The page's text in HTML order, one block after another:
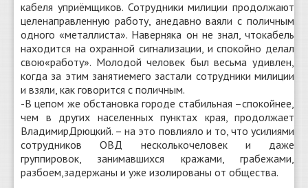
кабеля уприёмщиков. Сотрудники милиции продолжают
целенаправленную работу, анедавно ваяли с поличным
одного «металлиста». Наверняка он не знал, чтокабель
находится на охранной сигнализации, и спокойно делал
свою«работу». Молодой человек был весьма удивлен,
когда за этим занятиемего застали сотрудники милиции
и взяли, как говорится с поличным.
-В цепом же обстановка городе стабильная –спокойнее,
чем в других населенных пунктах края, продолжает
ВладимирДрюцкий. – на это повлияло и то, что усилиями
сотрудников ОВД несколькочеловек и даже
группировок, занимавшихся кражами, грабежами,
разбоем,задержаны и уже изолированы от общества.